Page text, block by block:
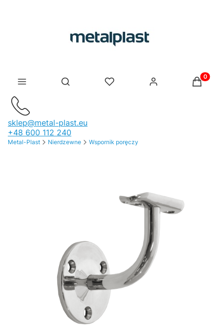
Otwórz wyszukiwarkę
sklep@metal-plast.eu
+48 600 112 240
Metal-Plast Nierdzewne Wspornik poręczy